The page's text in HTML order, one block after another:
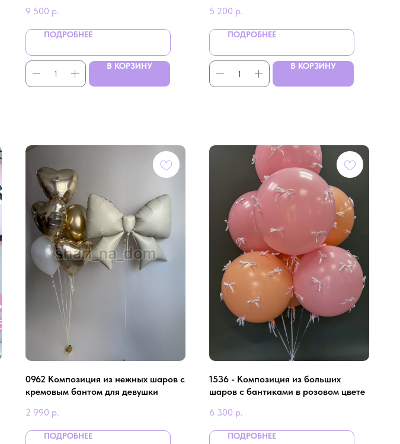
9 500 р.
ПОДРОБНЕЕ
В КОРЗИНУ
5 200 р.
ПОДРОБНЕЕ
В КОРЗИНУ
0962 Композиция из нежных шаров с
кремовым бантом для девушки
2 990 р.
ПОДРОБНЕЕ
1536 - Композиция из больших
шаров с бантиками в розовом цвете
6 300 р.
ПОДРОБНЕЕ